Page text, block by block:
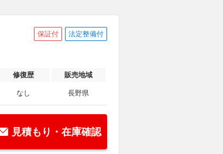
保証付 法定整備付
修復歴 販売地域
なし 長野県
見積もり・在庫確認